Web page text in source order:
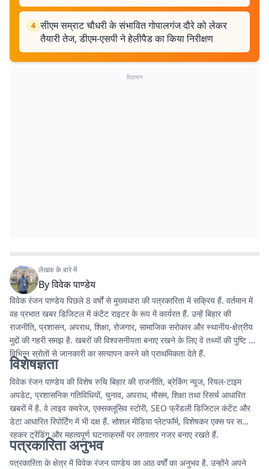
4 सीएम सम्राट चौधरी के संभावित गोपालगंज दौरे को लेकर
तैयारी तेज, डीएम-एसपी ने हेलीपैड का किया निरीक्षण
विज्ञापन
लेखक के बारे में
Byविवेक पाण्डेय
विवेक रंजन पाण्डेय पिछले 8 वर्षों से मुख्यधारा की पत्रकारिता में सक्रिय हैं. वर्तमान में
वह प्रभात खबर डिजिटल में कंटेंट राइटर के रूप में कार्यरत हैं. उन्हें बिहार की
राजनीति, प्रशासन, अपराध, शिक्षा, रोजगार, सामाजिक सरोकार और स्थानीय-क्षेत्रीय
मुद्दों की गहरी समझ है. खबरों की विश्वसनीयता बनाए रखने के लिए वे तथ्यों की पुष्टि और
विभिन्न स्रोतों से जानकारी का सत्यापन करने को प्राथमिकता देते हैं.
विशेषज्ञता
विवेक रंजन पाण्डेय की विशेष रुचि बिहार की राजनीति, ब्रेकिंग न्यूज, रियल-टाइम
अपडेट, प्रशासनिक गतिविधियों, चुनाव, अपराध, मौसम, शिक्षा तथा रिसर्च आधारित
खबरों में है. वे लाइव कवरेज, एक्सक्लूसिव स्टोरी, SEO फ्रेंडली डिजिटल कंटेंट और
डेटा आधारित रिपोर्टिंग में भी दक्ष हैं. सोशल मीडिया प्लेटफॉर्म, विशेषकर एक्स पर सक्रिय
रहकर ट्रेंडिंग और महत्वपूर्ण घटनाक्रमों पर लगातार नजर बनाए रखते हैं.
पत्रकारिता अनुभव
पत्रकारिता के क्षेत्र में विवेक रंजन पाण्डेय का आठ वर्षों का अनुभव है. उन्होंने अपने